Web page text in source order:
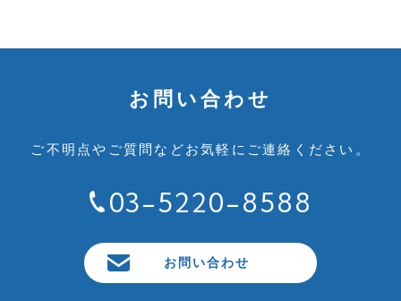
お問い合わせ
ご不明点やご質問などお気軽にご連絡ください。
03-5220-8588
お問い合わせ